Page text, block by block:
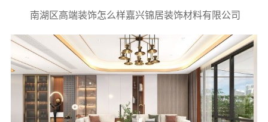
南湖区高端装饰怎么样嘉兴锦居装饰材料有限公司